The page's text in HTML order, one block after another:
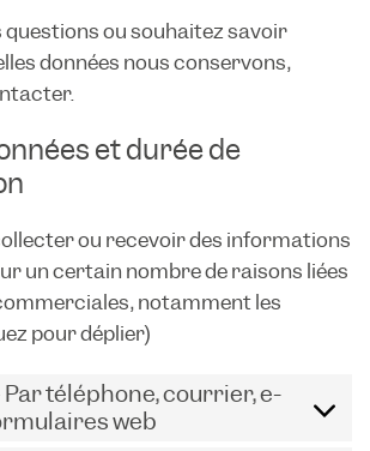
questions ou souhaitez savoir
données nous conservons,
et durée de
ou recevoir des informations
un certain nombre de raisons liées
notamment les
pour déplier)
Par téléphone, courrier, e-
web